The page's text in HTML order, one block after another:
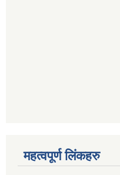
महत्वपूर्ण लिंकहरु